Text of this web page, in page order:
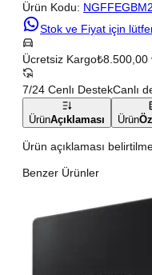
Ürün Kodu:
Stok ve Fiyat için
Ücretsiz Kargo₺8.500,00
7/24 Cenlı DestekCanlı
ÜrünAçıklaması Ürün
Ürün açıklaması
Benzer Ürünler